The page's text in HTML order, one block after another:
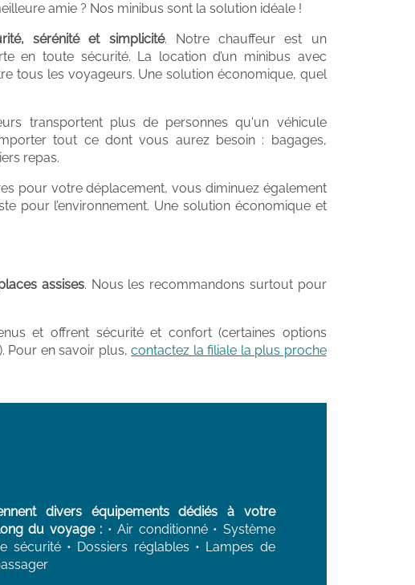
amie ? Nos minibus sont la solution idéale !
sérénité et simplicité. Notre chauffeur est un
en toute sécurité. La location d’un minibus avec
tous les voyageurs. Une solution économique, quel
transportent plus de personnes qu'un véhicule
tout ce dont vous aurez besoin : bagages,
repas.
pour votre déplacement, vous diminuez également
pour l’environnement. Une solution économique et
assises. Nous les recommandons surtout pour
et offrent sécurité et confort (certaines options
Pour en savoir plus,contactez la filiale la plus proche
divers équipements dédiés à votre
du voyage : • Air conditionné • Système
sécurité • Dossiers réglables • Lampes de